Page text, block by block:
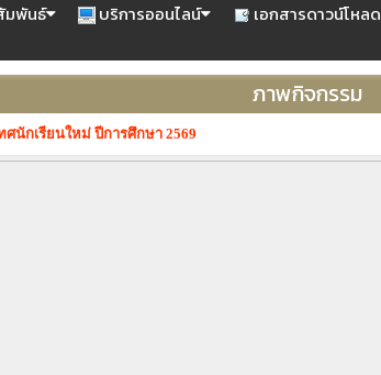
มพันธ์ บริการออนไลน์ เอกสารดาวน์โหลด
ภาพกิจกรรม
นักเรียนใหม่ ปีการศึกษา 2569